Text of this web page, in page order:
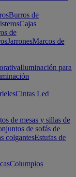
Burros de
Cajas
de
JarronesMarcos de
Iluminación para
Cintas Led
de mesas y sillas de
de sofás de
colgantesEstufas de
Columpios